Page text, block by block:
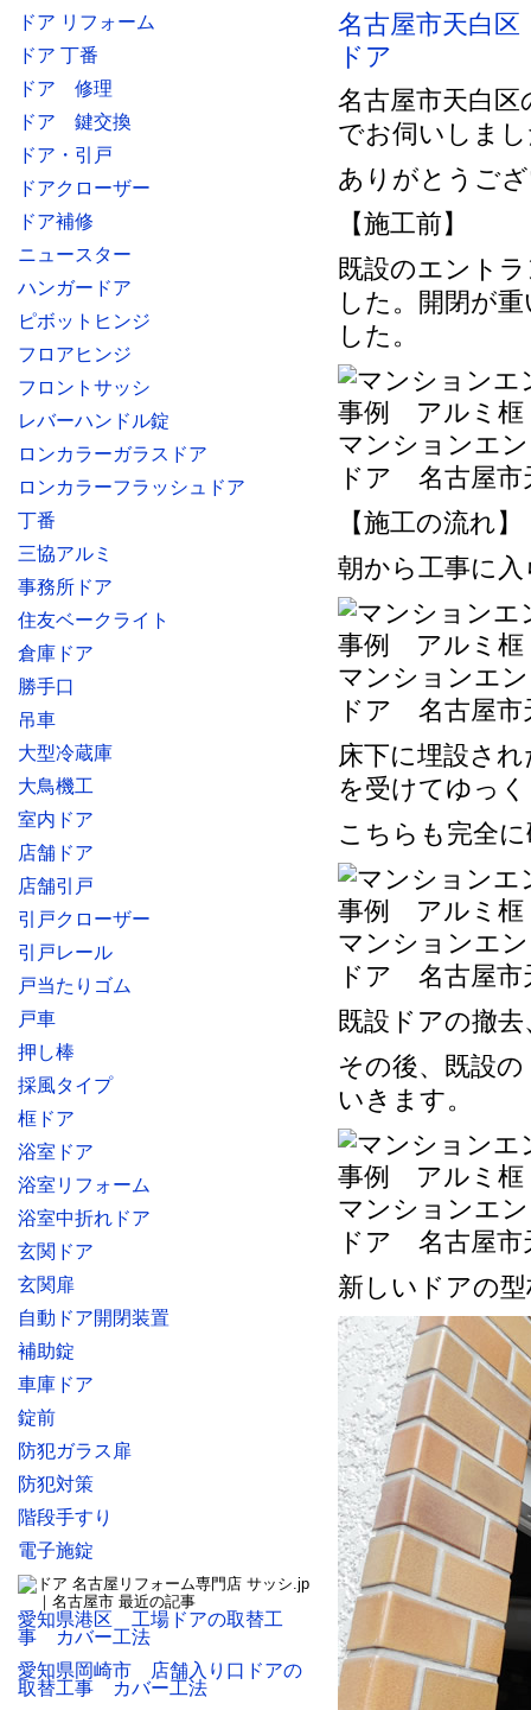
名古屋市天白
ドア
名古屋市天白
でお伺いしま
ありがとうご
【施工前】
既設のエント
した。開閉が
した。
マンションエ
ドア 名古屋市
【施工の流れ】
朝から工事に
マンションエ
ドア 名古屋市
床下に埋設さ
を受けてゆっ
こちらも完全
マンションエ
ドア 名古屋市
既設ドアの撤
その後、既設
いきます。
マンションエ
ドア 名古屋市
新しいドアの
ドア リフォーム
ドア 丁番
ドア 修理
ドア 鍵交換
ドア・引戸
ドアクローザー
ドア補修
ニュースター
ハンガードア
ピボットヒンジ
フロアヒンジ
フロントサッシ
レバーハンドル錠
ロンカラーガラスドア
ロンカラーフラッシュドア
丁番
三協アルミ
事務所ドア
住友ベークライト
倉庫ドア
勝手口
吊車
大型冷蔵庫
大鳥機工
室内ドア
店舗ドア
店舗引戸
引戸クローザー
引戸レール
戸当たりゴム
戸車
押し棒
採風タイプ
框ドア
浴室ドア
浴室リフォーム
浴室中折れドア
玄関ドア
玄関扉
自動ドア開閉装置
補助錠
車庫ドア
錠前
防犯ガラス扉
防犯対策
階段手すり
電子施錠
愛知県港区 工場ドアの取替工
事 カバー工法
愛知県岡崎市 店舗入り口ドアの
取替工事 カバー工法